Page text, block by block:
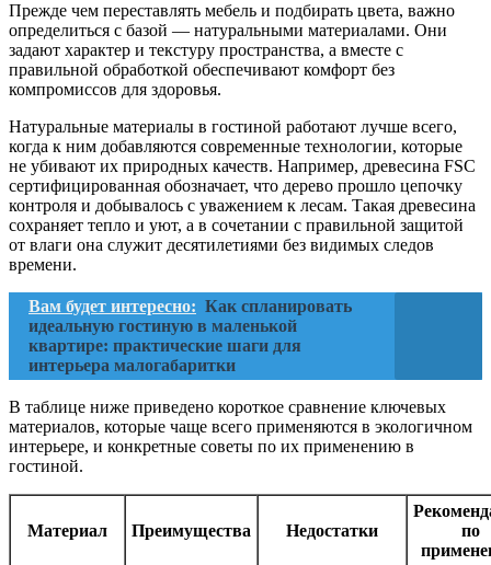
Прежде чем переставлять мебель и подбирать цвета, важно
определиться с базой — натуральными материалами. Они
задают характер и текстуру пространства, а вместе с
правильной обработкой обеспечивают комфорт без
компромиссов для здоровья.
Натуральные материалы в гостиной работают лучше всего,
когда к ним добавляются современные технологии, которые
не убивают их природных качеств. Например, древесина FSC
сертифицированная обозначает, что дерево прошло цепочку
контроля и добывалось с уважением к лесам. Такая древесина
сохраняет тепло и уют, а в сочетании с правильной защитой
от влаги она служит десятилетиями без видимых следов
времени.
Вам будет интересно: Как спланировать
идеальную гостиную в маленькой
квартире: практические шаги для
интерьера малогабаритки
В таблице ниже приведено короткое сравнение ключевых
материалов, которые чаще всего применяются в экологичном
интерьере, и конкретные советы по их применению в
гостиной.
Материал Преимущества Недостатки
по